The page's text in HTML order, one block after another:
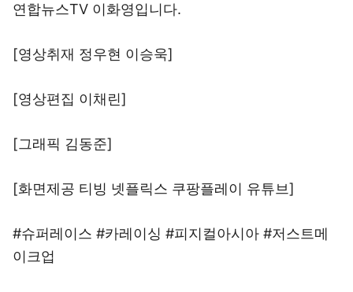
연합뉴스TV 이화영입니다.
[영상취재 정우현 이승욱]
[영상편집 이채린]
[그래픽 김동준]
[화면제공 티빙 넷플릭스 쿠팡플레이 유튜브]
#슈퍼레이스 #카레이싱 #피지컬아시아 #저스트메
이크업